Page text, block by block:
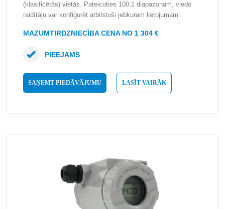
(klasificētās) vietās. Pateicoties 100:1 diapazonam, viedo
raidītāju var konfigurēt atbilstoši jebkuram lietojumam.
MAZUMTIRDZNIECĪBA CENA NO 1 304 €
SAŅEMT PIEDĀVĀJUMU LASĪT VAIRĀK
PIEEJAMS